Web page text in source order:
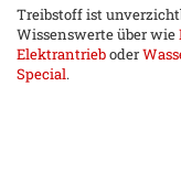
Treibstoff ist
Wissenswerte über wie
Elektrantrieboder
Special.